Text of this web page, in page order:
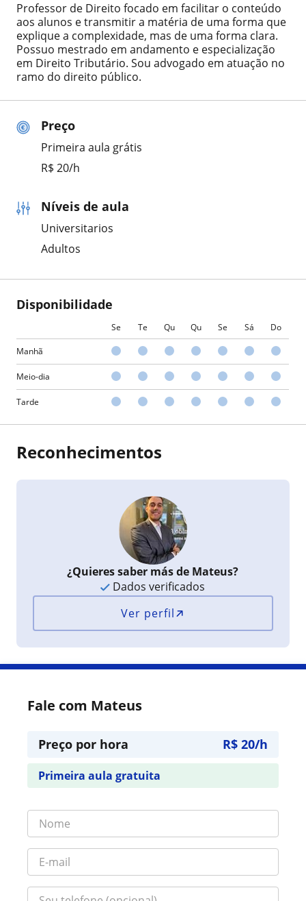
Preço
Primeira aula grátis
R$ 20/h
Níveis de aula
Universitarios
Adultos
Disponibilidade
Se Te Qu Qu Se Sá Do
Manhã
Meio-dia
Tarde
Professor de Direito focado em facilitar o conteúdo
aos alunos e transmitir a matéria de uma forma que
explique a complexidade, mas de uma forma clara.
Possuo mestrado em andamento e especialização
em Direito Tributário. Sou advogado em atuação no
ramo do direito público.
Reconhecimentos
¿Quieres saber más de Mateus?
Dados verificados
Ver perfil
Fale com Mateus
Preço por hora R$ 20/h
Primeira aula gratuita